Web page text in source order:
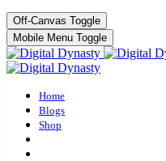
Off-Canvas Toggle
Mobile Menu Toggle
Home
Blogs
Shop